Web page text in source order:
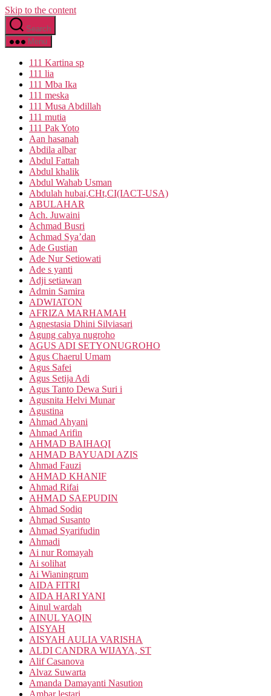
Skip to the content
Search
Menu
111 Kartina sp
111 lia
111 Mba Ika
111 meska
111 Musa Abdillah
111 mutia
111 Pak Yoto
Aan hasanah
Abdila albar
Abdul Fattah
Abdul khalik
Abdul Wahab Usman
Abdulah hubai,CHt,CI(IACT-USA)
ABULAHAR
Ach. Juwaini
Achmad Busri
Achmad Sya’dan
Ade Gustian
Ade Nur Setiowati
Ade s yanti
Adji setiawan
Admin Samira
ADWIATON
AFRIZA MARHAMAH
Agnestasia Dhini Silviasari
Agung cahya nugroho
AGUS ADI SETYONUGROHO
Agus Chaerul Umam
Agus Safei
Agus Setija Adi
Agus Tanto Dewa Suri i
Agusnita Helvi Munar
Agustina
Ahmad Ahyani
Ahmad Arifin
AHMAD BAIHAQI
AHMAD BAYUADI AZIS
Ahmad Fauzi
AHMAD KHANIF
Ahmad Rifai
AHMAD SAEPUDIN
Ahmad Sodiq
Ahmad Susanto
Ahmad Syarifudin
Ahmadi
Ai nur Romayah
Ai solihat
Ai Wianingrum
AIDA FITRI
AIDA HARI YANI
Ainul wardah
AINUL YAQIN
AISYAH
AISYAH AULIA VARISHA
ALDI CANDRA WIJAYA, ST
Alif Casanova
Alvaz Suwarta
Amanda Damayanti Nasution
Ambar lestari